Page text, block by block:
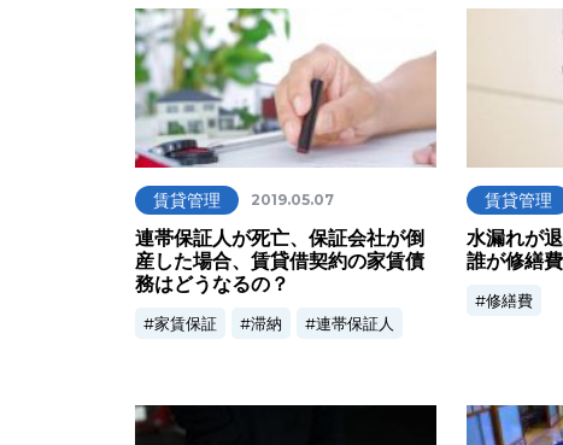
賃貸管理 2019.05.07
連帯保証人が死亡、保証会社が倒
産した場合、賃貸借契約の家賃債
務はどうなるの？
家賃保証 滞納 連帯保証人
賃貸管理
水漏れが
誰が修繕
修繕費